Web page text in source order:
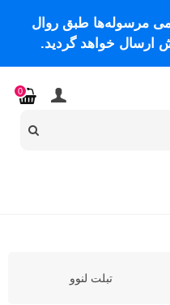
مرسوله‌ها طبق روال
ارسال خواهد گردید.
0
تبلت لنوو